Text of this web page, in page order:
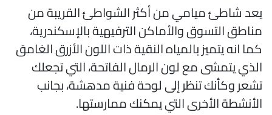
شاطئ ميامي من أكثر الشواطئ القريبة من
التسوق والأماكن الترفيهية بالإسكندرية،
انه يتميز بالمياه النقية ذات اللون الأزرق الغامق
يتمشى مع لون الرمال الفاتحة، التي تجعلك
وكأنك تنظر إلى لوحة فنية مدهشة، بجانب
الأخرى التي يمكنك ممارستها.